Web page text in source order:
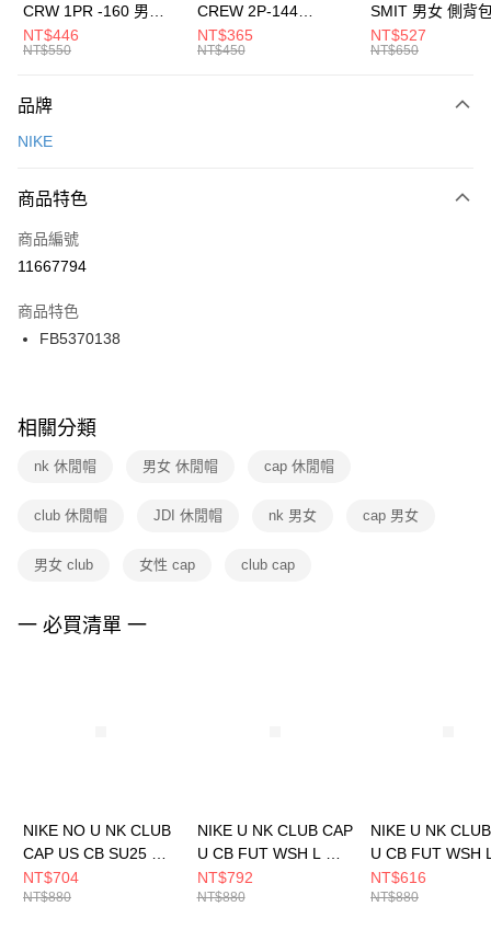
元大商業銀行
台灣樂天信用卡公司
全盈+PAY
AFTEE先享後付
【關於「AFTEE先享後付」】
便利好安心！
３．安心：先確認商品／服務後，再付款。
【「AFTEE先享後付」結帳流程】
１．於結帳方式選擇「AFTEE先享後付」後，將跳轉至「AFTEE先享後付」
２．訂單成立數日內，您將收到繳費通知簡訊。
３．收到繳費通知簡訊後14天內，點擊此簡訊中的連結，可透過四大超商／
ATM／網路銀行／等多元方式進行付款，方視為交易完成。
※ 交易是否成功請以「AFTEE先享後付 」之結帳頁面顯示為準，若有關於
是否繳費成功／繳費後需取消欲退款等相關疑問，請聯繫「AFTEE先享後付
客戶支援中心」
https://netprotections.freshdesk.com/support/home
１．透過由恩沛科技股份有限公司提供之「AFTEE先享後付」服務完成之交
權轉讓予恩沛科技股份有限公司。
３．未成年的使用者請事先徵得法定代理人或監護人之同意方可使用
「AFTEE先享後付」，若未經同意申辦者引起之損失，本公司不負相關責
運送方式
每筆NT$100，滿NT$1,500(含以上)免運費
宅配
每筆NT$100，滿NT$1,500(含以上)免運費
付款後門市自取
每筆NT$100，滿NT$1,500(含以上)免運費
CRW 1PR -160 男女
中統襪 FZ3393100
NT$446
NT$550
CREW 2P-144
EMBRDY 男女 短統襪
FZ3073133
NT$365
NT$450
SMIT 男女 側背
BA5871010
NT$527
NT$650
品牌
NIKE
商品特色
商品編號
11667794
商品特色
FB5370138
相關分類
nk 休閒帽 男女 休閒帽 cap 休閒帽
club 休閒帽 JDI 休閒帽 nk 男女 cap 男女
男女 club 女性 cap club cap
一 必買清單 一
NIKE NO U NK CLUB
CAP US CB SU25 男
女 休閒帽 HV8720010
NT$704
NT$880
NIKE U NK CLUB CAP
U CB FUT WSH L 男
女 休閒帽 FB5368011
NT$792
NT$880
NIKE U NK
U CB FUT WSH
女 休閒帽
NT$616
NT$880